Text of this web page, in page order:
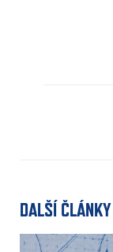
DALŠÍ ČLÁNKY